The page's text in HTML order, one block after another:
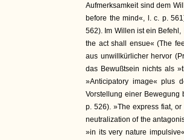
Aufmerksamkeit sind dem
before the mind«, l. c. p.
562). Im Willen ist ein
the act shall ensue« (The
aus unwillkürlicher hervor
das Bewußtsein nichts als
»Anticipatory image« plus
Vorstellung einer Bewegung
p. 526). »The express fiat,
neutralization of the
»in its very nature